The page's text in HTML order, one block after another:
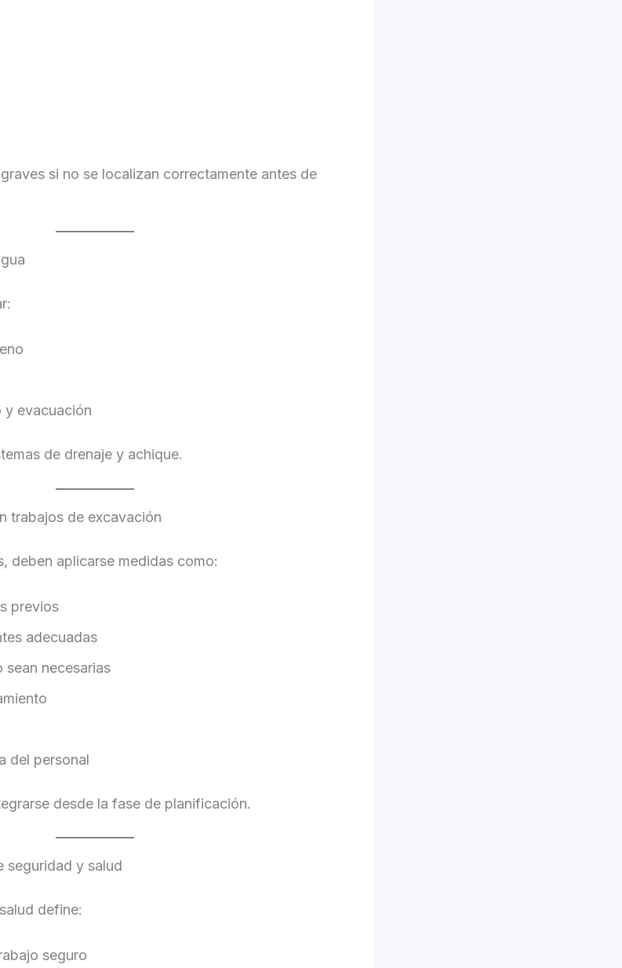
si no se localizan correctamente antes de
y evacuación
de drenaje y achique.
trabajos de excavación
deben aplicarse medidas como:
previos
adecuadas
sean necesarias
del personal
desde la fase de planificación.
seguridad y salud
define:
seguro